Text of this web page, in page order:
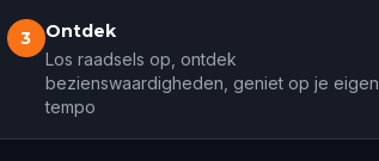
3 Ontdek
Los raadsels op, ontdek
bezienswaardigheden, geniet op je eigen
tempo